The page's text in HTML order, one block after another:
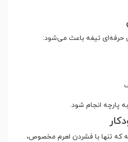
حرفه‌ای تیغه باعث می‌شود:
پارچه انجام شود.
که تنها با فشردن اهرم مخصوص،